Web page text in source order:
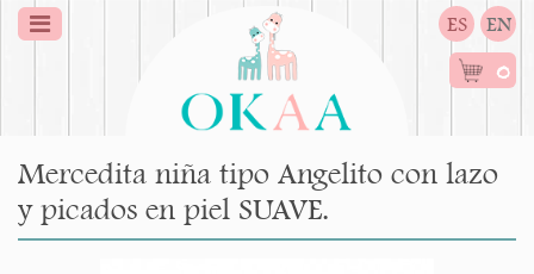
ES EN
0
Mercedita niña tipo Angelito con lazo
y picados en piel SUAVE.